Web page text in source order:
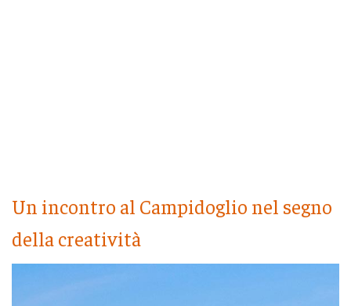
Un incontro al Campidoglio nel segno
della creatività